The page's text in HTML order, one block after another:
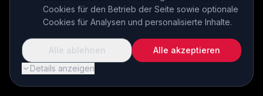
Cookies für den Betrieb der Seite sowie optionale
Cookies für Analysen und personalisierte Inhalte.
Details anzeigen
Alle ablehnen Alle akzeptieren